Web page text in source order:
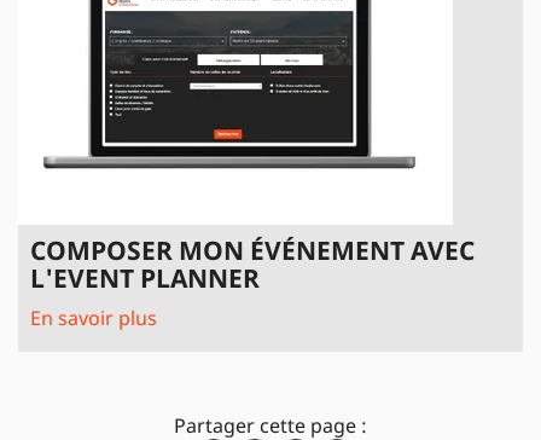
COMPOSER MON ÉVÉNEMENT AVEC
L'EVENT PLANNER
En savoir plus
Partager cette page :